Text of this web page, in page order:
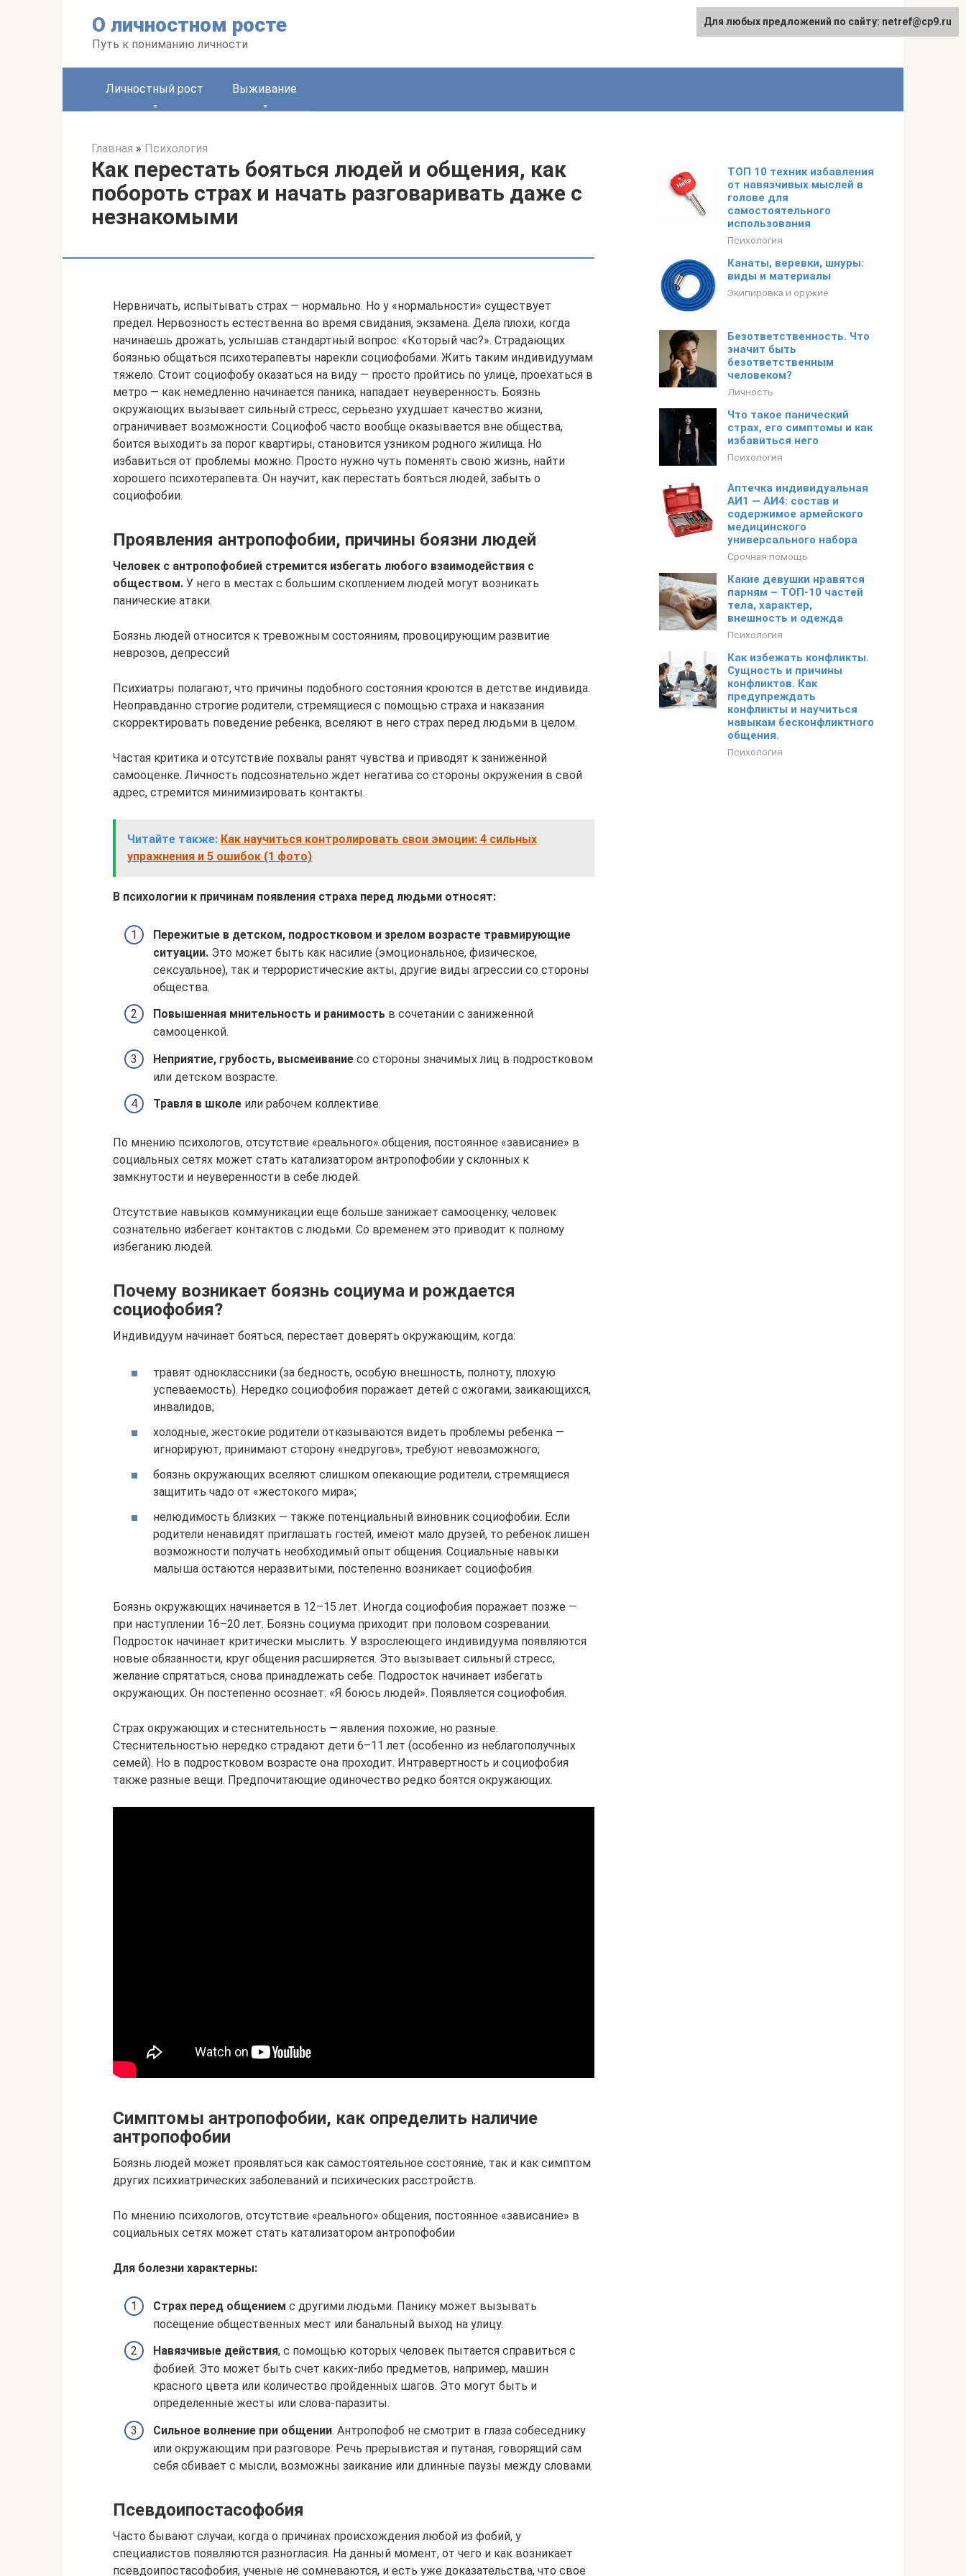
О личностном росте
Путь к пониманию личности
Личностный рост Выживание
Главная » Психология
Как перестать бояться людей и общения, как
побороть страх и начать разговаривать даже с
незнакомыми
Нервничать, испытывать страх — нормально. Но у «нормальности» существует
предел. Нервозность естественна во время свидания, экзамена. Дела плохи, когда
начинаешь дрожать, услышав стандартный вопрос: «Который час?». Страдающих
боязнью общаться психотерапевты нарекли социофобами. Жить таким индивидуумам
тяжело. Стоит социофобу оказаться на виду — просто пройтись по улице, проехаться в
метро — как немедленно начинается паника, нападает неуверенность. Боязнь
окружающих вызывает сильный стресс, серьезно ухудшает качество жизни,
ограничивает возможности. Социофоб часто вообще оказывается вне общества,
боится выходить за порог квартиры, становится узником родного жилища. Но
избавиться от проблемы можно. Просто нужно чуть поменять свою жизнь, найти
хорошего психотерапевта. Он научит, как перестать бояться людей, забыть о
социофобии.
Проявления антропофобии, причины боязни людей
Человек с антропофобией стремится избегать любого взаимодействия с
обществом. У него в местах с большим скоплением людей могут возникать
панические атаки.
Боязнь людей относится к тревожным состояниям, провоцирующим развитие
неврозов, депрессий
Психиатры полагают, что причины подобного состояния кроются в детстве индивида.
Неоправданно строгие родители, стремящиеся с помощью страха и наказания
скорректировать поведение ребенка, вселяют в него страх перед людьми в целом.
Частая критика и отсутствие похвалы ранят чувства и приводят к заниженной
самооценке. Личность подсознательно ждет негатива со стороны окружения в свой
адрес, стремится минимизировать контакты.
Читайте также: Как научиться контролировать свои эмоции: 4 сильных
упражнения и 5 ошибок (1 фото)
В психологии к причинам появления страха перед людьми относят:
Пережитые в детском, подростковом и зрелом возрасте травмирующие
ситуации. Это может быть как насилие (эмоциональное, физическое,
сексуальное), так и террористические акты, другие виды агрессии со стороны
общества.
Повышенная мнительность и ранимость в сочетании с заниженной
самооценкой.
Неприятие, грубость, высмеивание со стороны значимых лиц в подростковом
или детском возрасте.
Травля в школе или рабочем коллективе.
По мнению психологов, отсутствие «реального» общения, постоянное «зависание» в
социальных сетях может стать катализатором антропофобии у склонных к
замкнутости и неуверенности в себе людей.
Отсутствие навыков коммуникации еще больше занижает самооценку, человек
сознательно избегает контактов с людьми. Со временем это приводит к полному
избеганию людей.
Почему возникает боязнь социума и рождается
социофобия?
Индивидуум начинает бояться, перестает доверять окружающим, когда:
травят одноклассники (за бедность, особую внешность, полноту, плохую
успеваемость). Нередко социофобия поражает детей с ожогами, заикающихся,
инвалидов;
холодные, жестокие родители отказываются видеть проблемы ребенка —
игнорируют, принимают сторону «недругов», требуют невозможного;
боязнь окружающих вселяют слишком опекающие родители, стремящиеся
защитить чадо от «жестокого мира»;
нелюдимость близких — также потенциальный виновник социофобии. Если
родители ненавидят приглашать гостей, имеют мало друзей, то ребенок лишен
возможности получать необходимый опыт общения. Социальные навыки
малыша остаются неразвитыми, постепенно возникает социофобия.
Боязнь окружающих начинается в 12–15 лет. Иногда социофобия поражает позже —
при наступлении 16–20 лет. Боязнь социума приходит при половом созревании.
Подросток начинает критически мыслить. У взрослеющего индивидуума появляются
новые обязанности, круг общения расширяется. Это вызывает сильный стресс,
желание спрятаться, снова принадлежать себе. Подросток начинает избегать
окружающих. Он постепенно осознает: «Я боюсь людей». Появляется социофобия.
Страх окружающих и стеснительность — явления похожие, но разные.
Стеснительностью нередко страдают дети 6–11 лет (особенно из неблагополучных
семей). Но в подростковом возрасте она проходит. Интравертность и социофобия
также разные вещи. Предпочитающие одиночество редко боятся окружающих.
Симптомы антропофобии, как определить наличие
антропофобии
Боязнь людей может проявляться как самостоятельное состояние, так и как симптом
других психиатрических заболеваний и психических расстройств.
По мнению психологов, отсутствие «реального» общения, постоянное «зависание» в
социальных сетях может стать катализатором антропофобии
Для болезни характерны:
Страх перед общением с другими людьми. Панику может вызывать
посещение общественных мест или банальный выход на улицу.
Навязчивые действия, с помощью которых человек пытается справиться с
фобией. Это может быть счет каких-либо предметов, например, машин
красного цвета или количество пройденных шагов. Это могут быть и
определенные жесты или слова-паразиты.
Сильное волнение при общении. Антропофоб не смотрит в глаза собеседнику
или окружающим при разговоре. Речь прерывистая и путаная, говорящий сам
себя сбивает с мысли, возможны заикание или длинные паузы между словами.
Псевдоипостасофобия
Часто бывают случаи, когда о причинах происхождения любой из фобий, у
специалистов появляются разногласия. На данный момент, от чего и как возникает
псевдоипостасофобия, ученые не сомневаются, и есть уже доказательства, что свое
ТОП 10 техник избавления
от навязчивых мыслей в
голове для
самостоятельного
использования
Психология
Канаты, веревки, шнуры:
виды и материалы
Экипировка и оружие
Безответственность. Что
значит быть
безответственным
человеком?
Личность
Что такое панический
страх, его симптомы и как
избавиться него
Психология
Аптечка индивидуальная
АИ1 — АИ4: состав и
содержимое армейского
медицинского
универсального набора
Срочная помощь
Какие девушки нравятся
парням – ТОП-10 частей
тела, характер,
внешность и одежда
Психология
Как избежать конфликты.
Сущность и причины
конфликтов. Как
предупреждать
конфликты и научиться
навыкам бесконфликтного
общения.
Психология
Для любых предложений по сайту: netref@cp9.ru